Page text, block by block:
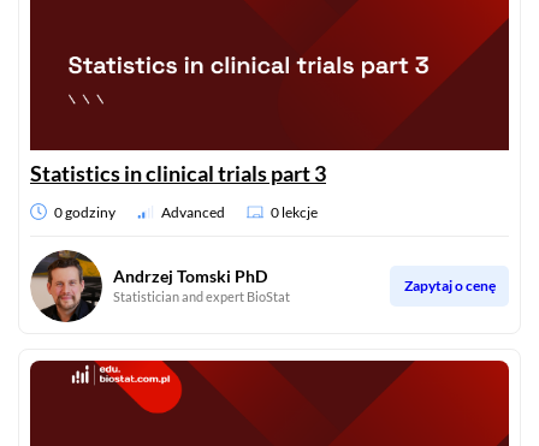
Statistics in clinical trials part 3
0 godziny Advanced 0 lekcje
Andrzej Tomski PhD
Statistician and expert BioStat
Zapytaj o cenę